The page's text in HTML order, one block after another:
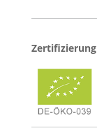
Zertifizierung